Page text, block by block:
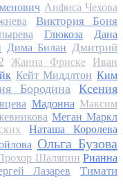
Анфиса Чехова
Виктория Боня
Глюкоза
Дана
Дима Билан Дмитрий
Жанна Фриске
Иван
Кейт Миддлтон Ким
Бородина
Ксения
Мадонна Максим
Меган Маркл
Наташа Королева
Ольга Бузова
Шаляпин Рианна
Лазарев
Тимати